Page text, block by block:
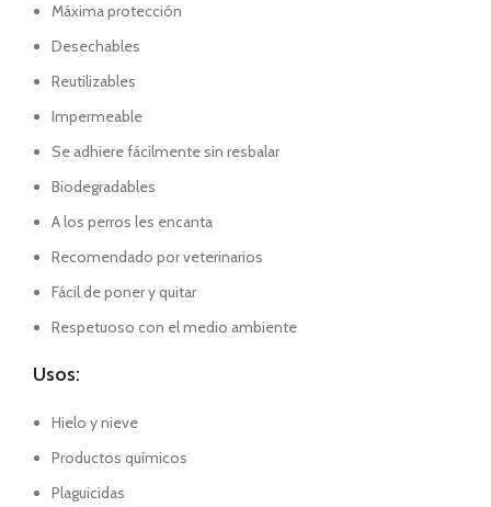
Máxima protección
Desechables
Reutilizables
Impermeable
Se adhiere fácilmente sin resbalar
Biodegradables
A los perros les encanta
Recomendado por veterinarios
Fácil de poner y quitar
Respetuoso con el medio ambiente
Usos:
Hielo y nieve
Productos químicos
Plaguicidas